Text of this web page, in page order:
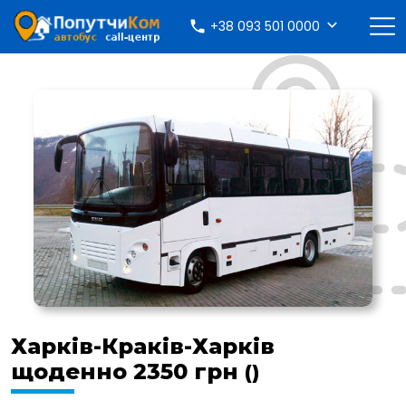
+38 093 501 0000
Харків-Краків-Харків
щоденно 2350 грн ()